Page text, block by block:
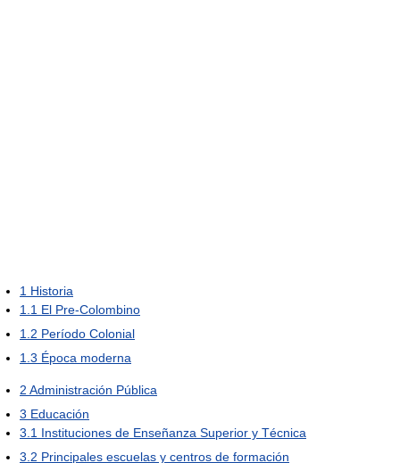
1 Historia
1.1 El Pre-Colombino
1.2 Período Colonial
1.3 Época moderna
2 Administración Pública
3 Educación
3.1 Instituciones de Enseñanza Superior y Técnica
3.2 Principales escuelas y centros de formación